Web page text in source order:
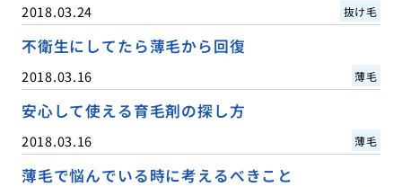
2018.03.24 抜け毛
不衛生にしてたら薄毛から回復
2018.03.16 薄毛
安心して使える育毛剤の探し方
2018.03.16 薄毛
薄毛で悩んでいる時に考えるべきこと